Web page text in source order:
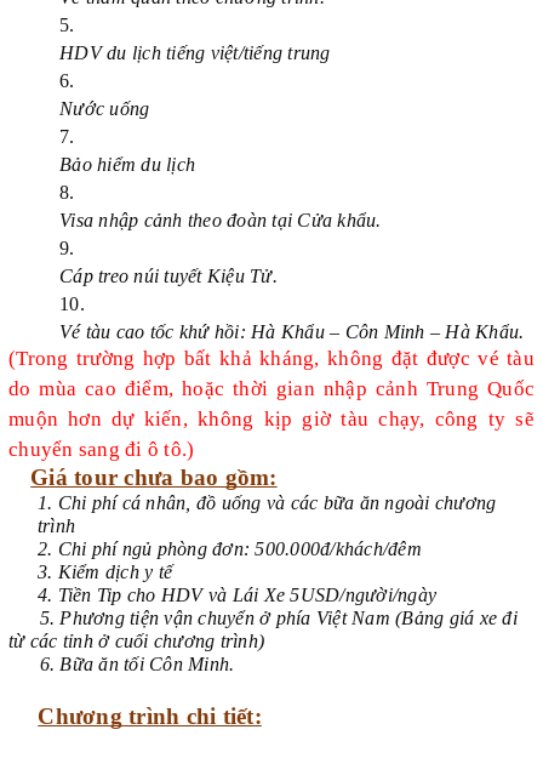
HDV du lịch tiếng việt/tiếng trung
Nước uống
Bảo hiểm du lịch
Visa nhập cảnh theo đoàn tại Cửa khẩu.
Cáp treo núi tuyết Kiệu Tử.
Vé tàu cao tốc khứ hồi: Hà Khẩu – Côn Minh – Hà Khẩu.
(Trong trường hợp bất khả kháng, không đặt được vé tàu
do mùa cao điểm, hoặc thời gian nhập cảnh Trung Quốc
muộn hơn dự kiến, không kịp giờ tàu chạy, công ty sẽ
chuyển sang đi ô tô.)
Giá tour chưa bao gồm:
1. Chi phí cá nhân, đồ uống và các bữa ăn ngoài chương
trình
2. Chi phí ngủ phòng đơn: 500.000đ/khách/đêm
3. Kiểm dịch y tế
4. Tiền Tip cho HDV và Lái Xe 5USD/người/ngày
5. Phương tiện vận chuyển ở phía Việt Nam (Bảng giá xe đi
từ các tỉnh ở cuối chương trình)
6. Bữa ăn tối Côn Minh.
Chương trình chi tiết: